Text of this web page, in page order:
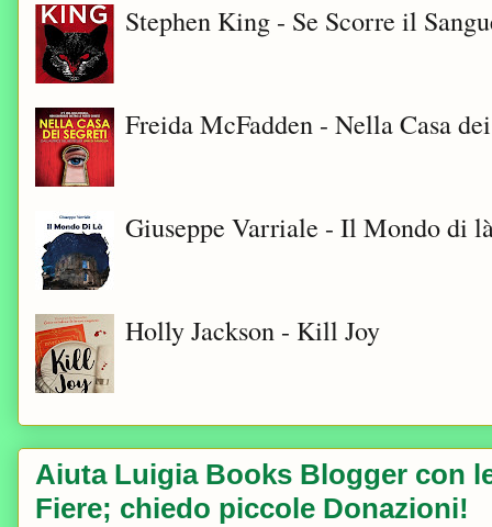
Stephen King - Se Scorre il
Freida McFadden - Nella Casa
Giuseppe Varriale - Il Mondo di
Holly Jackson - Kill Joy
Aiuta Luigia Books Blogger con
Fiere; chiedo piccole Donazioni!